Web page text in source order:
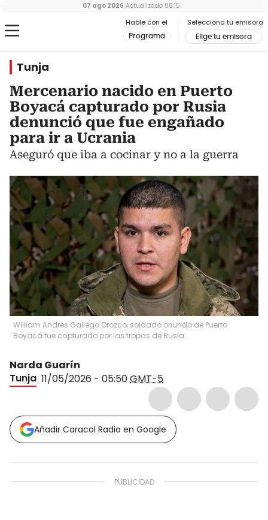
Hable con el
Programa
Selecciona tu emisora
Elige tu emisora
07 ago 2026 Actualizado 08:15
Tunja
Mercenario nacido en Puerto
Boyacá capturado por Rusia
denunció que fue engañado
para ir a Ucrania
Aseguró que iba a cocinar y no a la guerra
William Andrés Gallego Orozco, soldado oriundo de Puerto
Boyacá fue capturado por las tropas de Rusia.
Narda Guarín
Tunja 11/05/2026 - 05:50GMT-5
Añadir Caracol Radio en Google